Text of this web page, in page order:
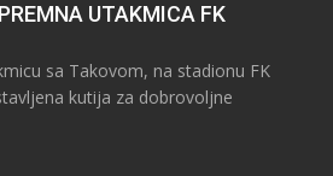
UTAKMICA FK
sa Takovom, na stadionu FK
kutija za dobrovoljne